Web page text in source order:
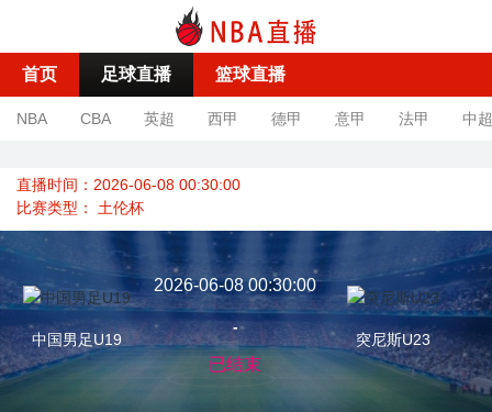
首页 足球直播 篮球直播
NBA CBA 英超 西甲 德甲 意甲 法甲 中超
直播时间：2026-06-08 00:30:00
比赛类型： 土伦杯
中国男足U19
2026-06-08 00:30:00
-
已结束
突尼斯U23